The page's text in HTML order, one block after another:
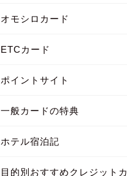
オモシロカード
ETCカード
ポイントサイト
一般カードの特典
ホテル宿泊記
目的別おすすめクレジットカ